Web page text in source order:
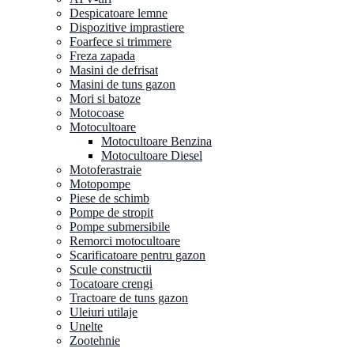
Despicatoare lemne
Dispozitive imprastiere
Foarfece si trimmere
Freza zapada
Masini de defrisat
Masini de tuns gazon
Mori si batoze
Motocoase
Motocultoare
Motocultoare Benzina
Motocultoare Diesel
Motoferastraie
Motopompe
Piese de schimb
Pompe de stropit
Pompe submersibile
Remorci motocultoare
Scarificatoare pentru gazon
Scule constructii
Tocatoare crengi
Tractoare de tuns gazon
Uleiuri utilaje
Unelte
Zootehnie